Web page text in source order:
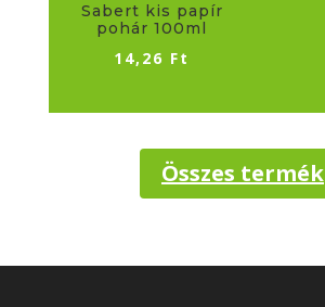
Sabert kis papír
pohár 100ml
14,26 Ft
Összes termék